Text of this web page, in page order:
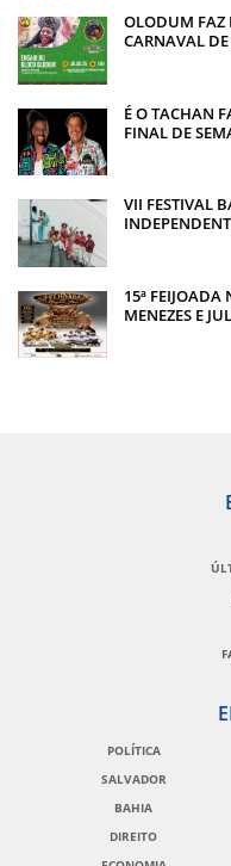
OLODUM FAZ
CARNAVAL
É O TACHAN
FINAL DE
VII FESTIVAL
15ª FEIJOADA
MENEZES E
POLÍTICA
SALVADOR
BAHIA
DIREITO